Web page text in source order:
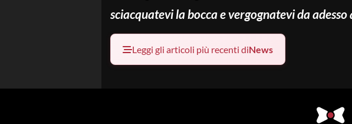
sciacquatevi la bocca e vergognatevi da adesso
Leggi gli articoli più recenti diNews